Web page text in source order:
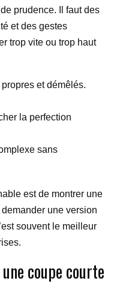
prudence. Il faut des
et des gestes
trop vite ou trop haut
et démêlés.
la perfection
sans
est de montrer une
une version
souvent le meilleur
coupe courte